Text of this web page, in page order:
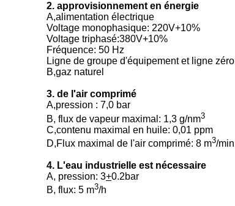
2. approvisionnement en énergie
A,alimentation électrique
Voltage monophasique: 220V+10%
Voltage triphasé:380V+10%
Fréquence: 50 Hz
Ligne de groupe d'équipement et ligne zéro
B,gaz naturel
3. de l'air comprimé
A,pression : 7,0 bar
B, flux de vapeur maximal: 1,3 g/nm3
C,contenu maximal en huile: 0,01 ppm
D,Flux maximal de l'air comprimé: 8 m3/min
4. L'eau industrielle est nécessaire
A, pression: 3+0.2bar
B, flux: 5 m3/h